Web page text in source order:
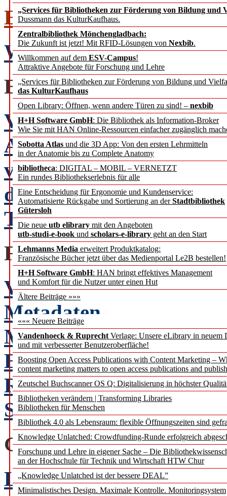
„Services für Bibliotheken zur Förderung von Bildung und
Dussmann das KulturKaufhaus.
Zentralbibliothek Mönchengladbach:
Die Zukunft ist jetzt! Mit RFID-Lösungen von Nexbib.
Willkommen auf dem ESV-Campus!
Attraktive Angebote für Forschung und Lehre
„Services für Bibliotheken zur Förderung von Bildung und
das KulturKaufhaus
Open Library: Öffnen, wenn andere Türen zu sind! – nexbib
H+H Software GmbH: Die Bibliothek als Information-Broker
Wie Sie mit HAN Online-Ressourcen einfacher zugänglich
Sobotta Atlas und die 3D App: Von den ersten Lehrmitteln
in der Anatomie bis zu Complete Anatomy
bibliotheca: DIGITAL – MOBIL – VERNETZT
Ein rundes Bibliothekserlebnis für alle
Eine Entscheidung für Ergonomie und Kundenservice:
Automatisierte Rückgabe und Sortierung an derStadtbibliothek
Gütersloh
Die neue utb elibrary mit den Angeboten
utb-studi-e-book und scholars-e-library geht an den Start
Lehmanns Media erweitert Produktkatalog:
Französische Bücher jetzt über das Medienportal Le2B bestellen!
H+H Software GmbH: HAN bringt effektives Management
und Komfort für die Nutzer unter einen Hut
Ältere Beiträge »»»
««« Neuere Beiträge
Vandenhoeck & Ruprecht Verlage: Unsere eLibrary in neuem
und mit verbesserter Benutzeroberfläche!
Boosting Open Access Publications with Content Marketing –
content marketing matters to open access publications and
Zeutschel Buchscanner OS Q: Digitalisierung in höchster
Bibliotheken verändern | Transforming Libraries
Bibliotheken für Menschen
Bibliothek 4.0 als Lebensraum: flexible Öffnungszeiten sind
Knowledge Unlatched: Crowdfunding-Runde erfolgreich
Forschung und Lehre in eigener Sache – Die
an der Hochschule für Technik und Wirtschaft HTW Chur
„Knowledge Unlatched ist der bessere DEAL”
Minimalistisches Design. Maximale Kontrolle. Monitoringsystem
EDITORIAL
Weihnachtswünsche
EINSTAND
Von der Organisation
Aufbruch als
von Politik,
des Kulturerbes und
Transformation
FACHBEITRAG
Vernetzung von
Metadaten
Metadatengestütztes
Erschließung von
Roman Holzhause,
Schnöll
GLOSSE
LEIBNIX – ein